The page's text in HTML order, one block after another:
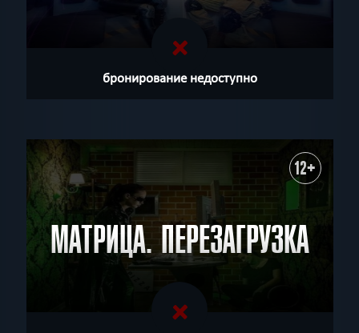
бронирование недоступно
12+
МАТРИЦА. ПЕРЕЗАГРУЗКА